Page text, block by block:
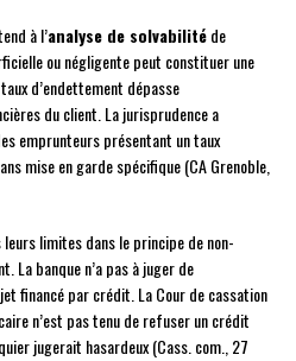
à l’analyse de solvabilitéde
ou négligente peut constituer une
d’endettement dépasse
du client. La jurisprudence a
emprunteurs présentant un taux
mise en garde spécifique (CA Grenoble,
limites dans le principe de non-
La banque n’a pas à juger de
financé par crédit. La Cour de cassation
n’est pas tenu de refuser un crédit
jugerait hasardeux (Cass. com., 27